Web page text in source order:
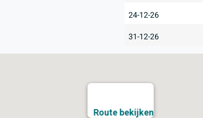
Route bekijken
24-12-26
31-12-26